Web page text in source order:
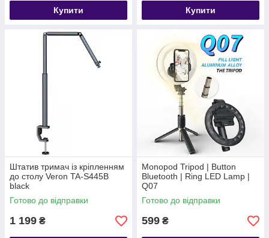
Купити Купити
Штатив тримач із кріпленням
до столу Veron TA-S445B
black
Готово до відправки
1 199 ₴
Monopod Tripod | Button
Bluetooth | Ring LED Lamp |
Q07
Готово до відправки
599 ₴